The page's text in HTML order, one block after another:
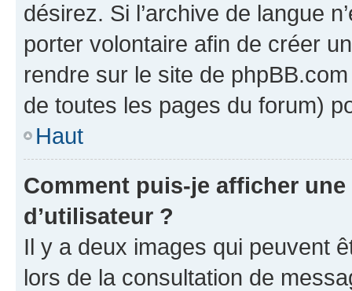
désirez. Si l’archive de langue
porter volontaire afin de créer
rendre sur le site de
de toutes les pages du forum)
Haut
Comment puis-je afficher
d’utilisateur ?
Il y a deux images qui peuvent
lors de la consultation de